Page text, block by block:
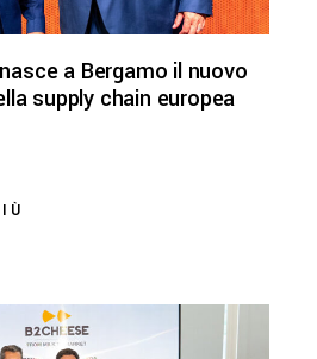
a Bergamo il nuovo
supply chain europea